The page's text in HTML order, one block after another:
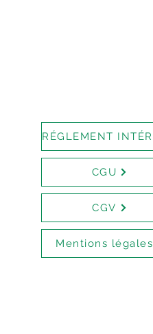
CGU
CGV
Mentions légales